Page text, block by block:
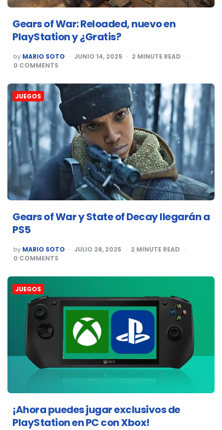
Gears of War: Reloaded, nuevo en
PlayStation y ¿Gratis?
POSTED
BY
by MARIO SOTO JUNIO 14, 2025 2 MINUTE READ
0 COMMENTS
JUEGOS
Gears of War y State of Decay llegarán a
PS5
POSTED
BY
by MARIO SOTO JULIO 28, 2025 2 MINUTE READ
0 COMMENTS
JUEGOS
¡Ahora puedes jugar exclusivos de
PlayStation en PC con Xbox!